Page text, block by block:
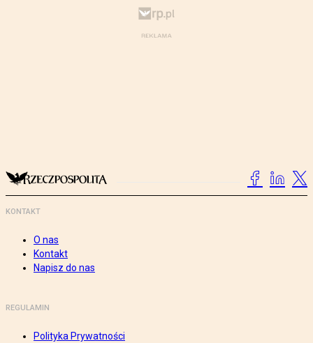
KONTAKT
O nas
Kontakt
Napisz do nas
REGULAMIN
Polityka Prywatności